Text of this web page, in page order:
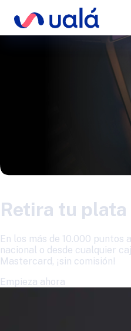
Retira tu
En los más de 10.000
nacional o desde cualquier
Mastercard, ¡sin comisión!
Empieza ahora